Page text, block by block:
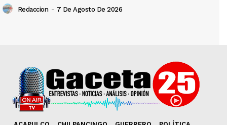
Redaccion - 7 De Agosto De 2026